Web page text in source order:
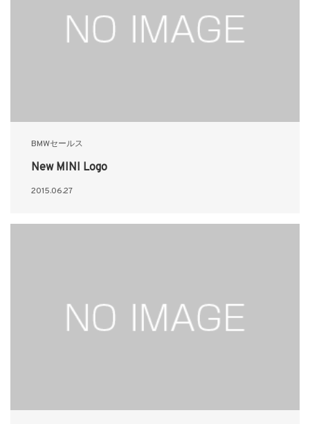
BMWセールス
New MINI Logo
2015.06.27